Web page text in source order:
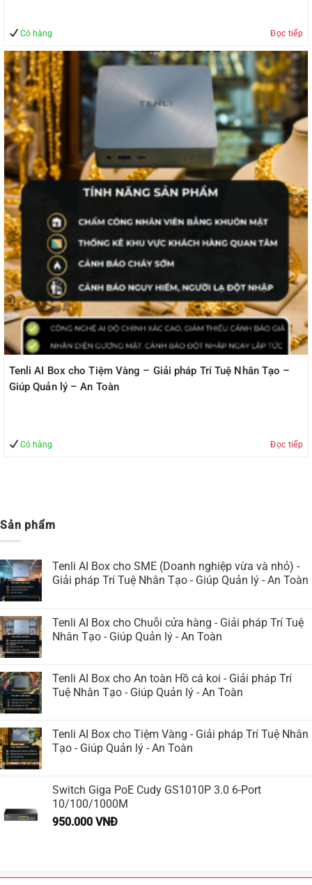
Có hàng Đọc tiếp
Tenli AI Box cho Tiệm Vàng – Giải pháp Trí Tuệ Nhân Tạo –
Giúp Quản lý – An Toàn
Có hàng Đọc tiếp
Sản phẩm
Tenli AI Box cho SME (Doanh nghiệp vừa và nhỏ) -
Giải pháp Trí Tuệ Nhân Tạo - Giúp Quản lý - An Toàn
Tenli AI Box cho Chuỗi cửa hàng - Giải pháp Trí Tuệ
Nhân Tạo - Giúp Quản lý - An Toàn
Tenli AI Box cho An toàn Hồ cá koi - Giải pháp Trí
Tuệ Nhân Tạo - Giúp Quản lý - An Toàn
Tenli AI Box cho Tiệm Vàng - Giải pháp Trí Tuệ Nhân
Tạo - Giúp Quản lý - An Toàn
Switch Giga PoE Cudy GS1010P 3.0 6-Port
10/100/1000M
950.000 VNĐ